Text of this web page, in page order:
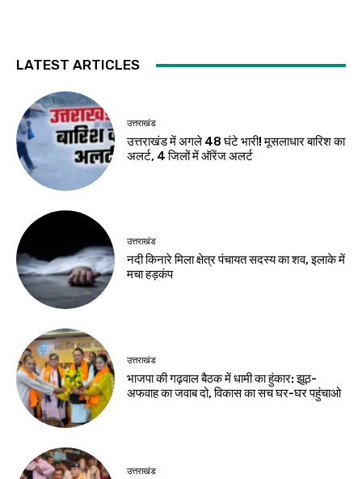
LATEST ARTICLES
उत्तराखंड
उत्तराखंड में अगले 48 घंटे भारी! मूसलाधार बारिश का
अलर्ट, 4 जिलों में ऑरेंज अलर्ट
उत्तराखंड
नदी किनारे मिला क्षेत्र पंचायत सदस्य का शव, इलाके में
मचा हड़कंप
उत्तराखंड
भाजपा की गढ़वाल बैठक में धामी का हुंकार: झूठ-
अफवाह का जवाब दो, विकास का सच घर-घर पहुंचाओ
उत्तराखंड